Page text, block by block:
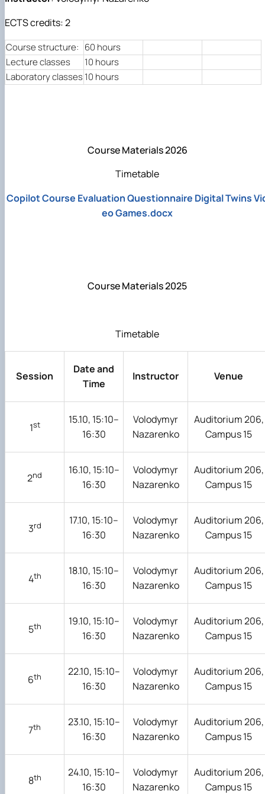
Mentoring of master's students of the ONP
in the specialty 208 "Agricultur…
Students’ and teachers’ success in COPILOT
3D Visualization and Urban Design lecture
Future engineers completed AI-referred
within the COPILOT project
Modern Applications and Services Practical
ECTS credits: 2
Course structure: 60 hours
Lecture classes
10 hours
Laboratory classes10 hours
Course Materials 2026
Timetable
Copilot Course Evaluation Questionnaire Digital Twins
eo Games.docx
Course Materials 2025
Timetable
Session
Date and
Time
Instructor Venue
1st
15.10, 15:10–
16:30
Volodymyr
Nazarenko
Auditorium 206,
Campus 15
2nd
16.10, 15:10–
16:30
Volodymyr
Nazarenko
Auditorium 206,
Campus 15
3rd
17.10, 15:10–
16:30
Volodymyr
Nazarenko
Auditorium 206,
Campus 15
4th
18.10, 15:10–
16:30
Volodymyr
Nazarenko
Auditorium 206,
Campus 15
5th
19.10, 15:10–
16:30
Volodymyr
Nazarenko
Auditorium 206,
Campus 15
6th
22.10, 15:10–
16:30
Volodymyr
Nazarenko
Auditorium 206,
Campus 15
7th
23.10, 15:10–
16:30
Volodymyr
Nazarenko
Auditorium 206,
Campus 15
8th
24.10, 15:10–
16:30
Volodymyr
Nazarenko
Auditorium 206,
Campus 15